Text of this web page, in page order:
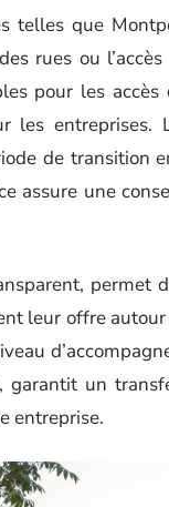
telles que
rues ou
pour les
les entreprises.
de transition
assure une
permet
leur offre
garantit un
entreprise.